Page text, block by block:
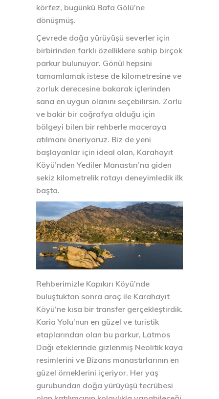
körfez, bugünkü Bafa Gölü’ne
dönüşmüş.
Çevrede doğa yürüyüşü severler için
birbirinden farklı özelliklere sahip birçok
parkur bulunuyor. Gönül hepsini
tamamlamak istese de kilometresine ve
zorluk derecesine bakarak içlerinden
sana en uygun olanını seçebilirsin. Zorlu
ve bakir bir coğrafya olduğu için
bölgeyi bilen bir rehberle maceraya
atılmanı öneriyoruz. Biz de yeni
başlayanlar için ideal olan, Karahayıt
Köyü’nden Yediler Manastırı’na giden
sekiz kilometrelik rotayı deneyimledik ilk
başta.
Rehberimizle Kapıkırı Köyü’nde
buluştuktan sonra araç ile Karahayıt
Köyü’ne kısa bir transfer gerçekleştirdik.
Karia Yolu’nun en güzel ve turistik
etaplarından olan bu parkur, Latmos
Dağı eteklerinde gizlenmiş Neolitik kaya
resimlerini ve Bizans manastırlarının en
güzel örneklerini içeriyor. Her yaş
gurubundan doğa yürüyüşü tecrübesi